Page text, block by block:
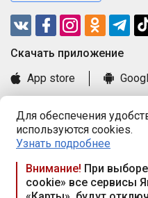
Для обеспечения
используются cookies.
Узнать подробнее
Внимание! При
cookie» все сервисы
Cкачать приложение
App store
Книга замечаний и
Правила и документы
Praca.by © 2000—2026, ООО
Республика Беларусь,
117а, пом. № 9.